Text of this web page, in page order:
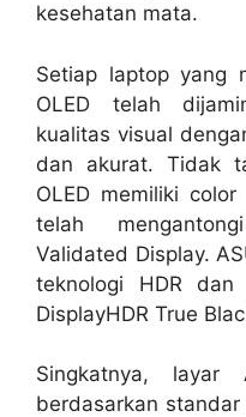
kesehatan mata.
Setiap laptop yang
OLED telah
kualitas visual
dan akurat. Tidak
OLED memiliki
telah
Validated Display.
teknologi HDR dan
DisplayHDR True
Singkatnya, layar
berdasarkan